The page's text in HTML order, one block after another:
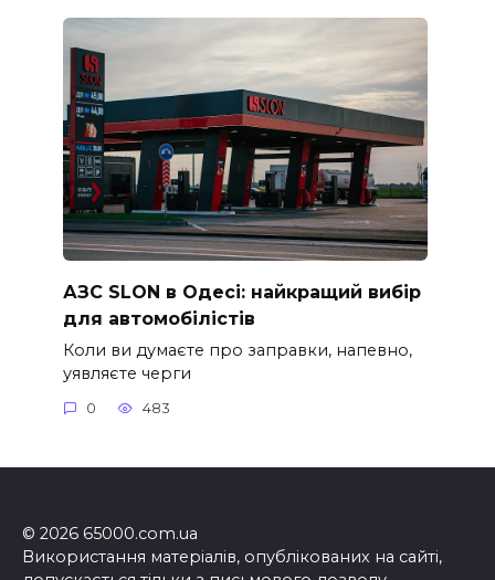
АЗС SLON в Одесі: найкращий вибір
для автомобілістів
Коли ви думаєте про заправки, напевно,
уявляєте черги
0 483
© 2026 65000.com.ua
Використання матеріалів, опублікованих на сайті,